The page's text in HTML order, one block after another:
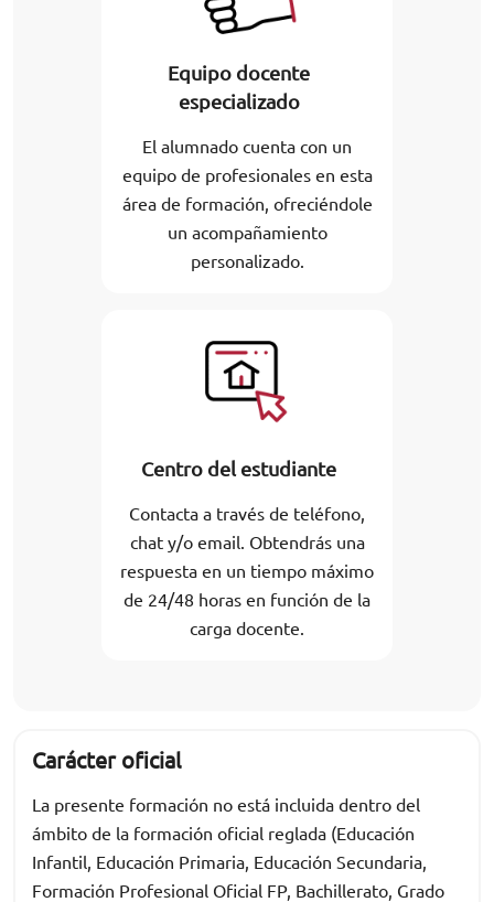
Equipo docente
especializado
El alumnado cuenta con un
equipo de profesionales en esta
área de formación, ofreciéndole
un acompañamiento
personalizado.
Centro del estudiante
Contacta a través de teléfono,
chat y/o email. Obtendrás una
respuesta en un tiempo máximo
de 24/48 horas en función de la
carga docente.
Carácter oficial
La presente formación no está incluida dentro del
ámbito de la formación oficial reglada (Educación
Infantil, Educación Primaria, Educación Secundaria,
Formación Profesional Oficial FP, Bachillerato, Grado